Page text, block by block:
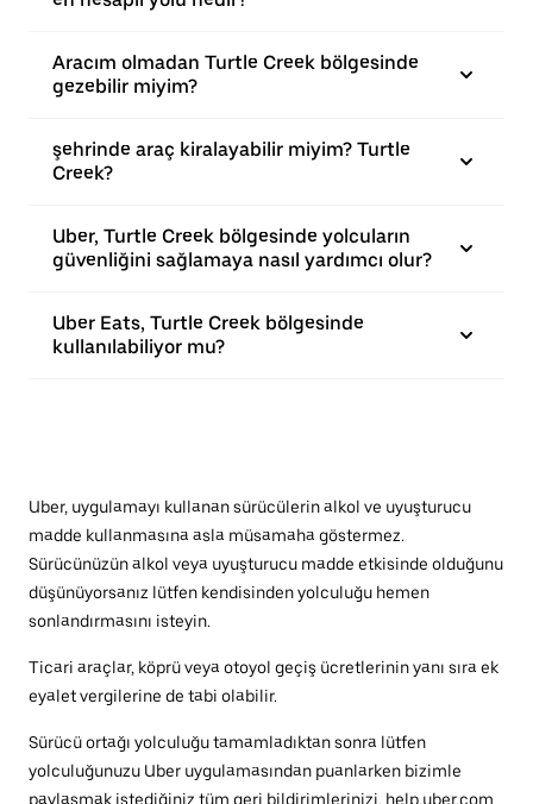
Aracım olmadan Turtle Creek bölgesinde
gezebilir miyim?
şehrinde araç kiralayabilir miyim? Turtle
Creek?
Uber, Turtle Creek bölgesinde yolcuların
güvenliğini sağlamaya nasıl yardımcı olur?
Uber Eats, Turtle Creek bölgesinde
kullanılabiliyor mu?
Uber, uygulamayı kullanan sürücülerin alkol ve uyuşturucu
madde kullanmasına asla müsamaha göstermez.
Sürücünüzün alkol veya uyuşturucu madde etkisinde olduğunu
düşünüyorsanız lütfen kendisinden yolculuğu hemen
sonlandırmasını isteyin.
Ticari araçlar, köprü veya otoyol geçiş ücretlerinin yanı sıra ek
eyalet vergilerine de tabi olabilir.
Sürücü ortağı yolculuğu tamamladıktan sonra lütfen
yolculuğunuzu Uber uygulamasından puanlarken bizimle
paylaşmak istediğiniz tüm geri bildirimlerinizi, help.uber.com